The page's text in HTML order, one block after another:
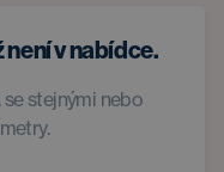
v nabídce.
stejnými nebo